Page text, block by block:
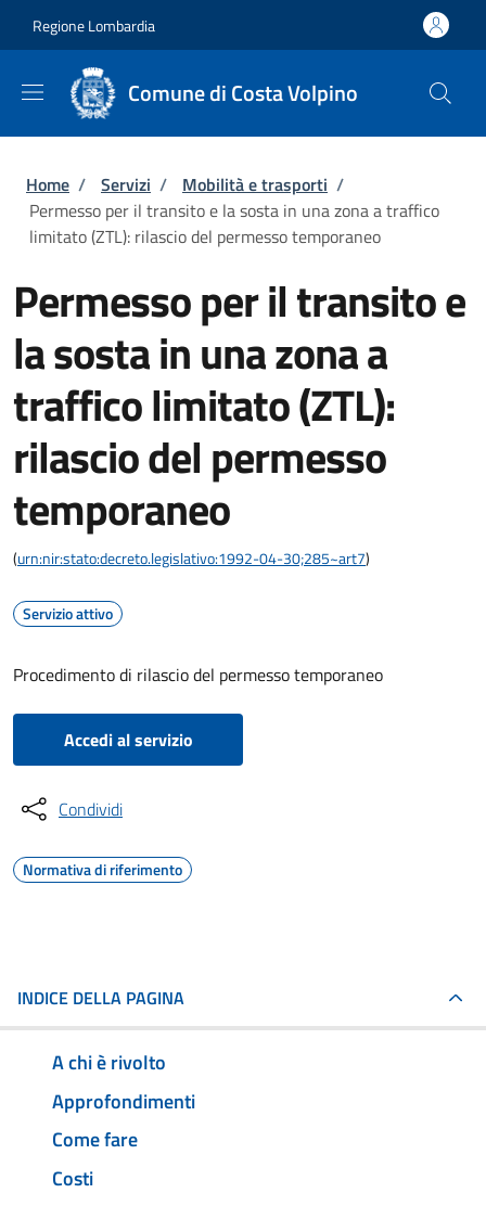
Regione Lombardia
Comune di Costa Volpino
Briciole di pane
Home / Servizi / Mobilità e trasporti /
Permesso per il transito e la sosta in una zona a traffico
limitato (ZTL): rilascio del permesso temporaneo
Permesso per il transito e
la sosta in una zona a
traffico limitato (ZTL):
rilascio del permesso
temporaneo
(urn:nir:stato:decreto.legislativo:1992-04-30;285~art7)
Servizio attivo
Procedimento di rilascio del permesso temporaneo
Accedi al servizio
Condividi
Normativa di riferimento
INDICE DELLA PAGINA
A chi è rivolto
Approfondimenti
Come fare
Costi